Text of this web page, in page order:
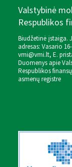
Valstybinė
Respublikos
Biudžetinė įstaiga.
adresas: Vasario
vmi@vmi.lt, E.
Duomenys apie
Respublikos
asmenų registre